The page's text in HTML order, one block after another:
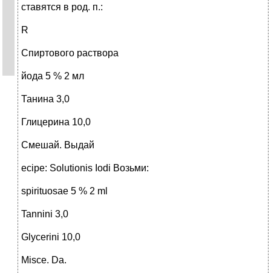
ставятся в род. п.:
R
Спиртового раствора
йода 5 % 2 мл
Танина 3,0
Глицерина 10,0
Смешай. Выдай
ecipe: Solutionis Iodi Возьми:
spirituosae 5 % 2 ml
Tannini 3,0
Glycerini 10,0
Misce. Da.